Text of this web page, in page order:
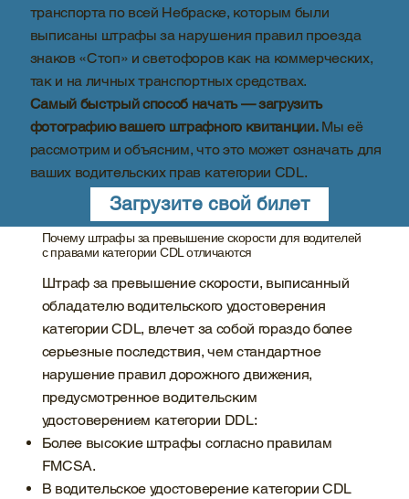
транспорта по всей Небраске, которым были
выписаны штрафы за нарушения правил проезда
знаков «Стоп» и светофоров как на коммерческих,
так и на личных транспортных средствах.
Самый быстрый способ начать — загрузить
фотографию вашего штрафного квитанции.Мы её
рассмотрим и объясним, что это может означать для
ваших водительских прав категории CDL.
Загрузите свой билет
Почему штрафы за превышение скорости для водителей
с правами категории CDL отличаются
Штраф за превышение скорости, выписанный
обладателю водительского удостоверения
категории CDL, влечет за собой гораздо более
серьезные последствия, чем стандартное
нарушение правил дорожного движения,
предусмотренное водительским
удостоверением категории DDL:
Более высокие штрафы согласно правилам
FMCSA.
В водительское удостоверение категории CDL